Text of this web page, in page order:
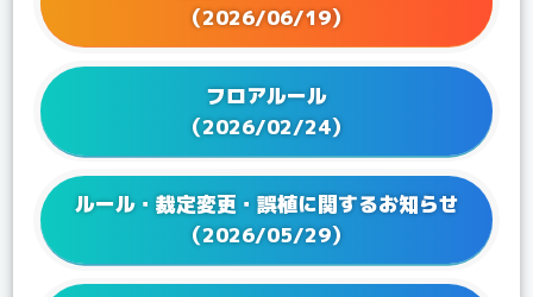
Q&Aを更新！
2025/01/24 Q&Aを更新！
Q&Aを更新！
Q&Aを更新！
2024/08/01 Q&Aを更新！
Q&Aを更新！
（2026/06/19）
フロアルール
（2026/02/24）
ルール・裁定変更・誤植に関するお知らせ
（2026/05/29）